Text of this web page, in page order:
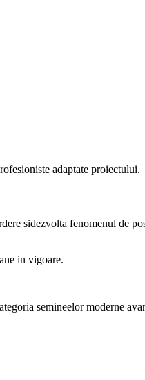
adaptate proiectului.
sidezvolta fenomenul de
in vigoare.
semineelor moderne